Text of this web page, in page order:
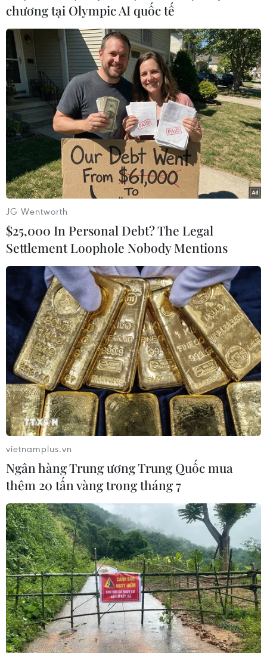
họp sắp tới về an ninh, di cư và thương mại để tăng
cường hợp tác song phương.
Mexico phát hiện đường hầm bí mật dài
600m vận chuyển ma túy sang Mỹ
19/06/2025 23:10
Theo Bộ An ninh và Bảo vệ Công dân Mexico, đường
hầm dài 600m và có chiều sâu 13,5m được các băng
nhóm tội phạm sử dụng để vận chuyển ma túy và đưa
người di cư bất hợp pháp vào Mỹ.
Mỹ và Mexico sắp đạt thỏa thuận để dỡ bỏ
mức thuế 50% đối với thép
11/06/2025 04:55
Theo các điều khoản hiện tại, thỏa thuận sẽ cho phép
chương tại Olympic AI quốc tế
JG Wentworth
$25,000 In Personal Debt? The Legal
Settlement Loophole Nobody Mentions
vietnamplus.vn
Ngân hàng Trung ương Trung Quốc mua
thêm 20 tấn vàng trong tháng 7